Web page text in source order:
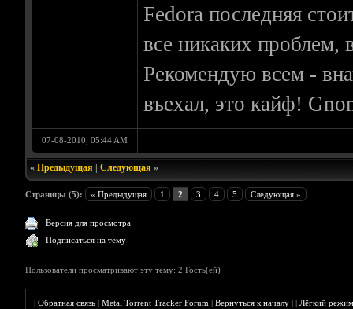
Fedora последняя
все никаких проблем,
Рекомендую всем -
въехал, это кайф!
07-08-2010, 05:44 AM
«Предыдущая |Следующая »
Страницы (5): « Предыдущая 1 2 3 4 5 Следующая »
Версия для просмотра
Подписаться на тему
Пользователи просматривают эту тему: 2 Гость(ей)
|Обратная связь |Metal Torrent Tracker Forum |Вернуться к началу ||Лёгкий